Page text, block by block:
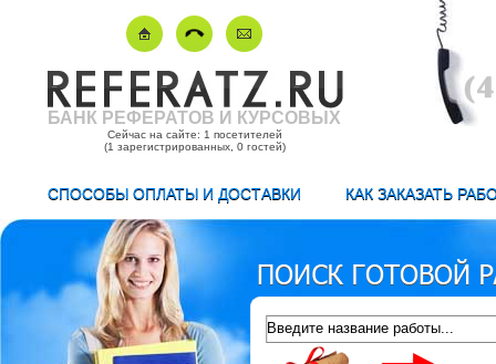
БАНК РЕФЕРАТОВ И КУРСОВЫХ
Сейчас на сайте: 1 посетителей
(1 зарегистрированных, 0 гостей)
СПОСОБЫ ОПЛАТЫ И ДОСТАВКИ КАК ЗАКАЗАТЬ